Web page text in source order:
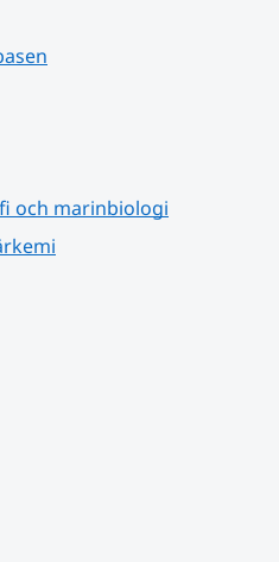
och marinbiologi